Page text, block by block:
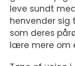
leve sundt
henvender sig
som deres
lære mere om